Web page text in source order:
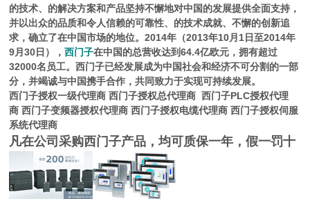
的技术、的解决方案和产品坚持不懈地对中国的发展提供全面支持，
并以出众的品质和令人信赖的可靠性、的技术成就、不懈的创新追
求，确立了在中国市场的地位。2014年（2013年10月1日至2014年
9月30日），西门子在中国的总营收达到64.4亿欧元，拥有超过
32000名员工。西门子已经发展成为中国社会和经济不可分割的一部
分，并竭诚与中国携手合作，共同致力于实现可持续发展。
西门子授权一级代理商 西门子授权总代理商 西门子PLC授权代理
商 西门子变频器授权代理商 西门子授权电缆代理商 西门子授权伺服
系统代理商
凡在公司采购西门子产品，均可质保一年，假一罚十